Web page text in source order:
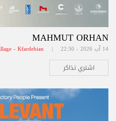
MAHMUT ORHAN
14 آب 2026 - 22:30 | - Kfardebian
اشتري تذاكر